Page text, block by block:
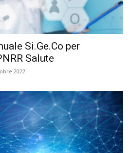
Si.Ge.Co per
Salute
2022